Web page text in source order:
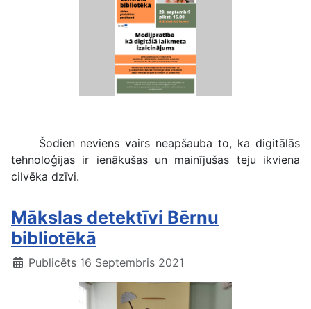
Šodien neviens vairs neapšauba to, ka digitālās
tehnoloģijas ir ienākušas un mainījušas teju ikviena
cilvēka dzīvi.
Mākslas detektīvi Bērnu
bibliotēkā
Publicēts 16 Septembris 2021